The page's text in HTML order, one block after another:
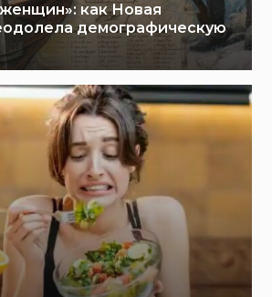
как Новая
демографическую